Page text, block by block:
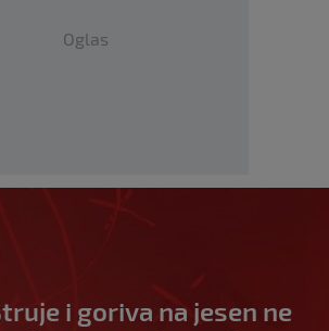
Oglas
i goriva na jesen ne